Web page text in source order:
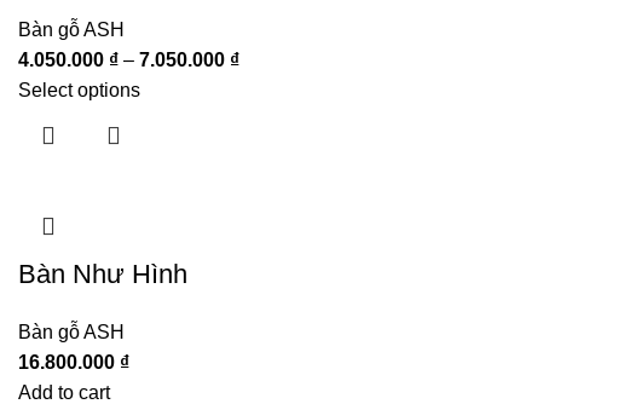
Bàn gỗ ASH
4.050.000 ₫ – 7.050.000 ₫
Select options
Bàn Như Hình
Bàn gỗ ASH
16.800.000 ₫
Add to cart